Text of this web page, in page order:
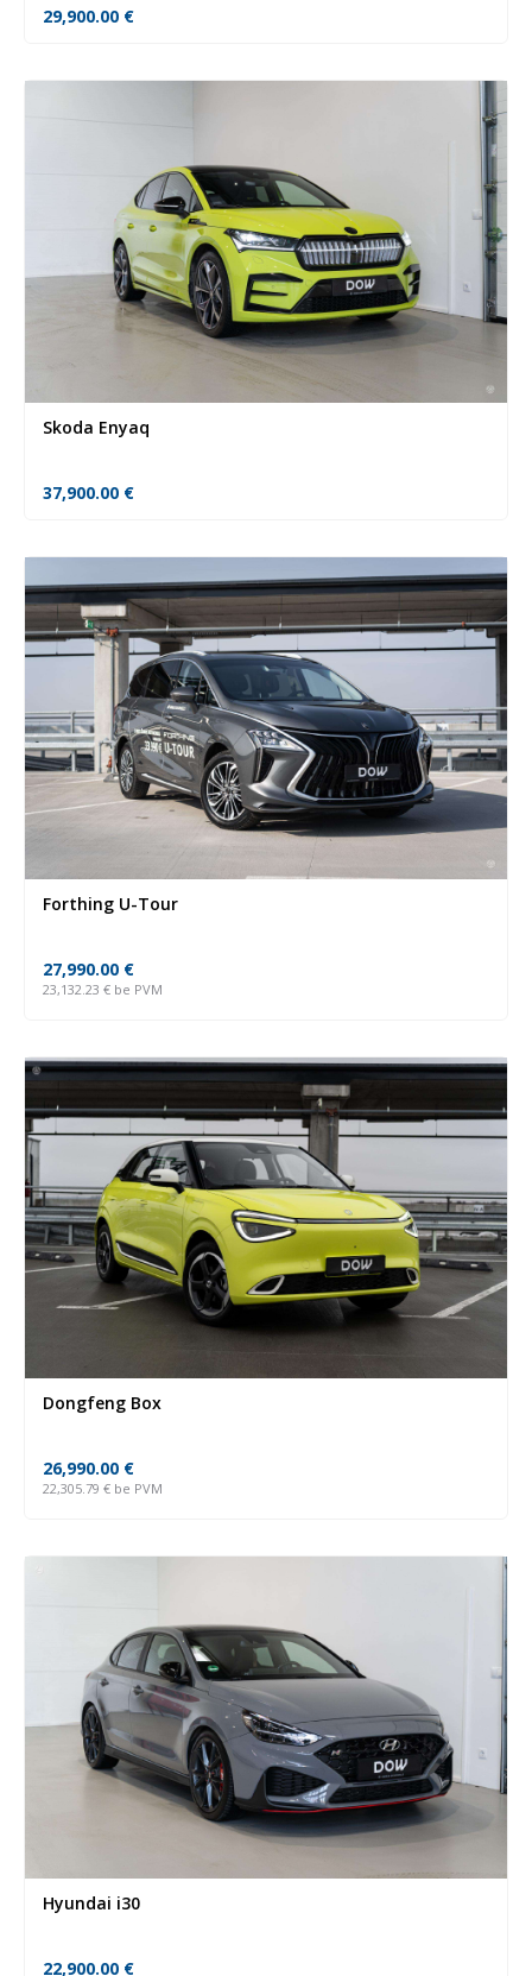
29,900.00 €
Skoda Enyaq
37,900.00 €
Forthing U-Tour
27,990.00 €
23,132.23 € be PVM
Dongfeng Box
26,990.00 €
22,305.79 € be PVM
Hyundai i30
22,900.00 €